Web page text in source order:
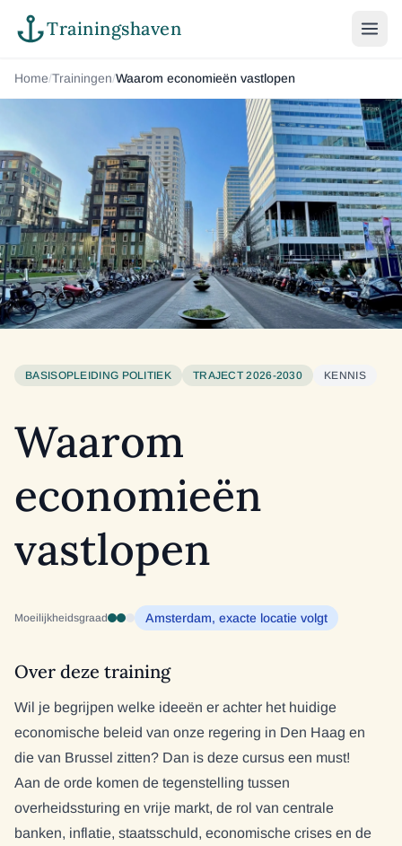
Trainingshaven
Home/Trainingen/Waarom economieën vastlopen
BASISOPLEIDING POLITIEK TRAJECT 2026-2030 KENNIS
Waarom
economieën
vastlopen
Moeilijkheidsgraad Amsterdam, exacte locatie volgt
Over deze training
Wil je begrijpen welke ideeën er achter het huidige
economische beleid van onze regering in Den Haag en
die van Brussel zitten? Dan is deze cursus een must!
Aan de orde komen de tegenstelling tussen
overheidssturing en vrije markt, de rol van centrale
banken, inflatie, staatsschuld, economische crises en de